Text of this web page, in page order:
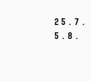
25. 7.
5. 8.